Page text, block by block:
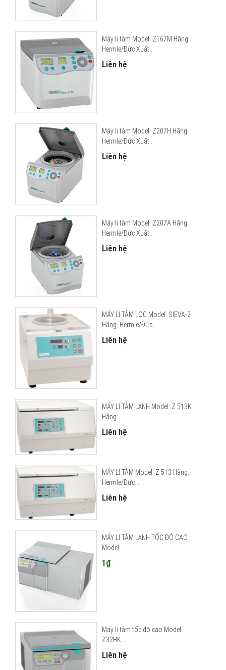
Máy li tâm Model: Z167M Hãng:
Hermle/Đức Xuất...
Liên hệ
Máy li tâm Model: Z207H Hãng:
Hermle/Đức Xuất...
Liên hệ
Máy li tâm Model: Z207A Hãng:
Hermle/Đức Xuất...
Liên hệ
MÁY LI TÂM LỌC Model: SIEVA-2
Hãng: Hermle/Đức...
Liên hệ
MÁY LI TÂM LẠNH Model: Z 513K
Hãng:...
Liên hệ
MÁY LI TÂM Model: Z 513 Hãng:
Hermle/Đức...
Liên hệ
MÁY LI TÂM LẠNH TỐC ĐỘ CAO
Model:...
1₫
Máy li tâm tốc độ cao Model:
Z32HK...
Liên hệ